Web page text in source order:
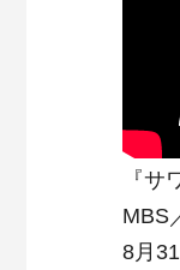
『サ
MBS
8月